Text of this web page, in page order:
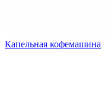
Капельная кофемашина